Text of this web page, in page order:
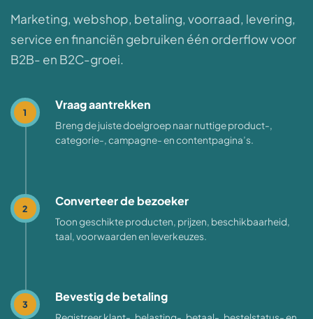
Marketing, webshop, betaling, voorraad, levering,
service en financiën gebruiken één orderflow voor
B2B- en B2C-groei.
1
Vraag aantrekken
Breng de juiste doelgroep naar nuttige product-,
categorie-, campagne- en contentpagina’s.
2
Converteer de bezoeker
Toon geschikte producten, prijzen, beschikbaarheid,
taal, voorwaarden en leverkeuzes.
3
Bevestig de betaling